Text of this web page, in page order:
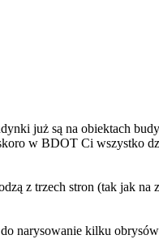
już są na obiektach
w BDOT Ci wszystko
z trzech stron (tak jak na
narysowanie kilku